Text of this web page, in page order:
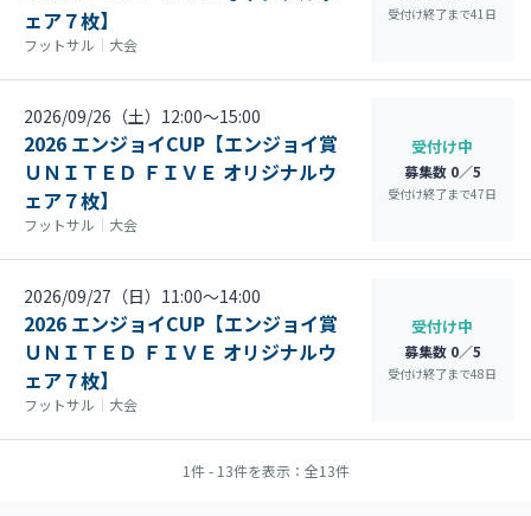
ェア７枚】
フットサル ｜ 大会
受付け終了まで41 日
2026/09/26（土）12:00〜15:00
2026 エンジョイCUP【エンジョイ賞
ＵＮＩＴＥＤ ＦＩＶＥ オリジナルウ
ェア７枚】
フットサル ｜ 大会
受付け中
募集数 0／5
受付け終了まで47日
2026/09/27（日）11:00〜14:00
2026 エンジョイCUP【エンジョイ賞
ＵＮＩＴＥＤ ＦＩＶＥ オリジナルウ
ェア７枚】
フットサル ｜ 大会
受付け中
募集数 0／5
受付け終了まで48日
1件 - 13件を表示：全13件